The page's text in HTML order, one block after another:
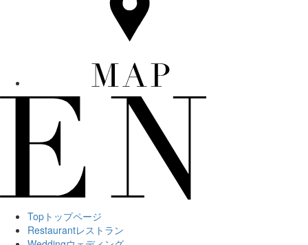
Top トップページ
Restaurantレストラン